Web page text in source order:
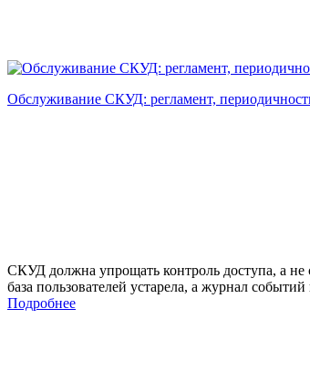
Обслуживание СКУД: регламент,
СКУД должна упрощать контроль доступа, а не
база пользователей устарела, а журнал
Подробнее